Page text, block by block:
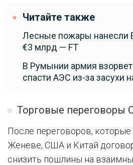
Читайте также
Лесные пожары нанесли
€3 млрд — FT
В Румынии армия взорвет
спасти АЭС из-за засухи
Торговые переговоры
После переговоров,
Женеве, США и Китай
снизить пошлины на